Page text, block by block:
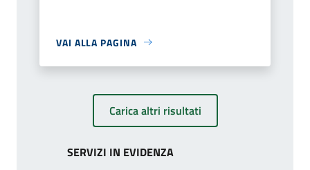
VAI ALLA PAGINA
Carica altri risultati
SERVIZI IN EVIDENZA